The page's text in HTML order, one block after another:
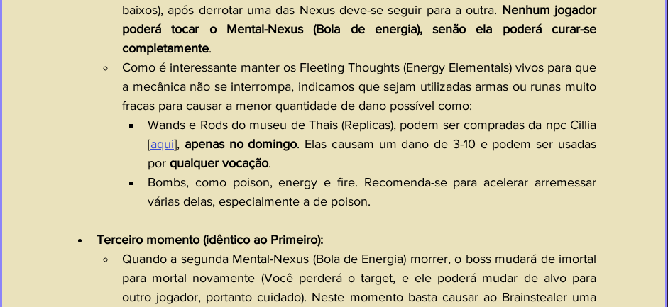
baixos), após derrotar uma das Nexus deve-se seguir para a outra. Nenhum jogador
poderá tocar o Mental-Nexus (Bola de energia), senão ela poderá curar-se
completamente.
Como é interessante manter os Fleeting Thoughts (Energy Elementals) vivos para que
a mecânica não se interrompa, indicamos que sejam utilizadas armas ou runas muito
fracas para causar a menor quantidade de dano possível como:
Wands e Rods do museu de Thais (Replicas), podem ser compradas da npc Cillia
[aqui], apenas no domingo. Elas causam um dano de 3-10 e podem ser usadas
por qualquer vocação.
Bombs, como poison, energy e fire. Recomenda-se para acelerar arremessar
várias delas, especialmente a de poison.
Terceiro momento (idêntico ao Primeiro):
Quando a segunda Mental-Nexus (Bola de Energia) morrer, o boss mudará de imortal
para mortal novamente (Você perderá o target, e ele poderá mudar de alvo para
outro jogador, portanto cuidado). Neste momento basta causar ao Brainstealer uma